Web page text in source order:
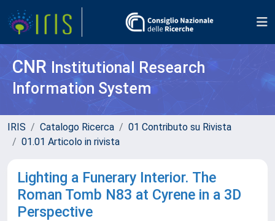
CNR Institutional Research
Information System
IRIS Catalogo Ricerca
01 Contributo su Rivista
01.01 Articolo in rivista
Lighting a Funerary Interior. The
Roman Tomb N83 at Cyrene in a 3D
Perspective